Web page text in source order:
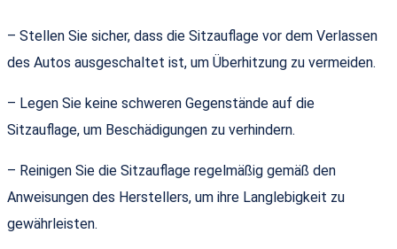
– Stellen Sie sicher, dass die Sitzauflage vor dem Verlassen
des Autos ausgeschaltet ist, um Überhitzung zu vermeiden.
– Legen Sie keine schweren Gegenstände auf die
Sitzauflage, um Beschädigungen zu verhindern.
– Reinigen Sie die Sitzauflage regelmäßig gemäß den
Anweisungen des Herstellers, um ihre Langlebigkeit zu
gewährleisten.